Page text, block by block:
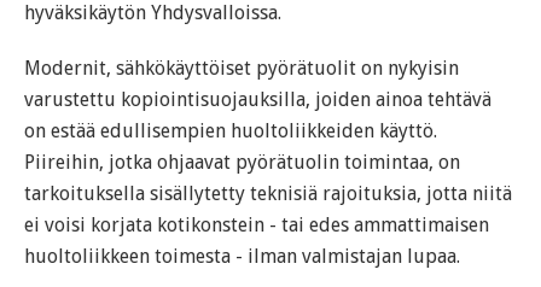
hyväksikäytön Yhdysvalloissa.
Modernit, sähkökäyttöiset pyörätuolit on nykyisin
varustettu kopiointisuojauksilla, joiden ainoa tehtävä
on estää edullisempien huoltoliikkeiden käyttö.
Piireihin, jotka ohjaavat pyörätuolin toimintaa, on
tarkoituksella sisällytetty teknisiä rajoituksia, jotta niitä
ei voisi korjata kotikonstein - tai edes ammattimaisen
huoltoliikkeen toimesta - ilman valmistajan lupaa.